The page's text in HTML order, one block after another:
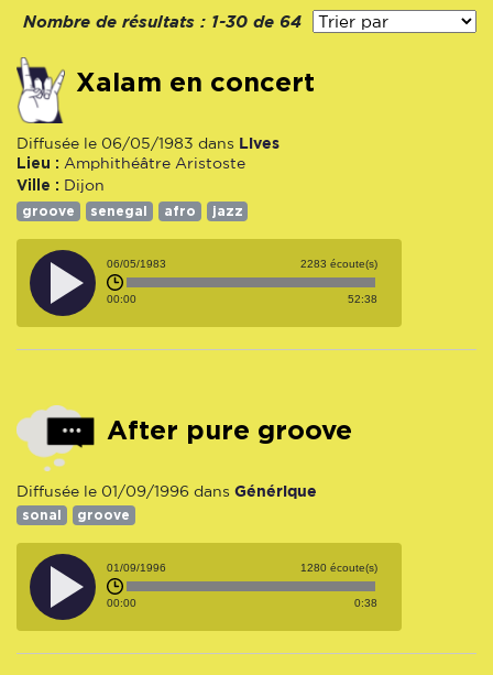
Nombre de résultats : 1-30 de 64
Xalam en concert
Diffusée le 06/05/1983 dans Lives
Lieu : Amphithéâtre Aristoste
Ville : Dijon
groove senegal afro jazz
06/05/1983 2283 écoute(s)
00:00 52:38
After pure groove
Diffusée le 01/09/1996 dans Générique
sonal groove
01/09/1996 1280 écoute(s)
00:00 0:38